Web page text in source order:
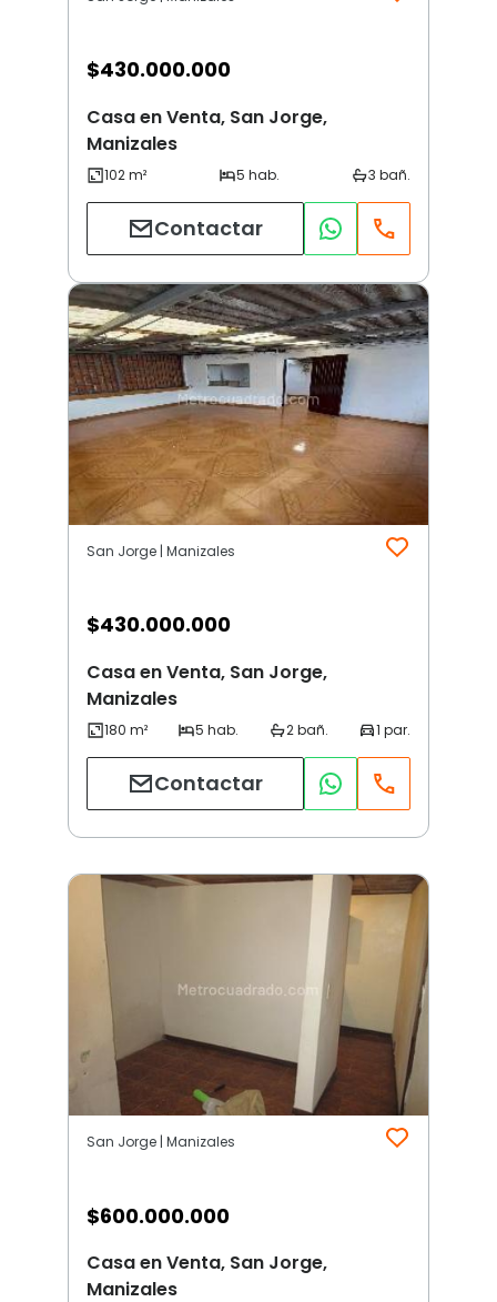
$430.000.000
Casa en Venta, San Jorge,
Manizales
Contactar
San Jorge | Manizales
$430.000.000
Casa en Venta, San Jorge,
Manizales
Contactar
San Jorge | Manizales
$600.000.000
Casa en Venta, San Jorge,
Manizales